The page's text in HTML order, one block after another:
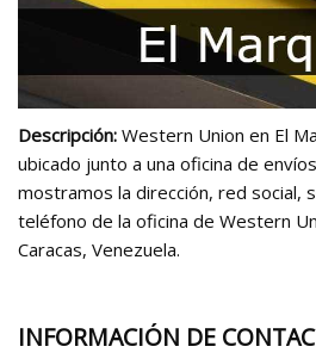
Descripción: Western Union en El
ubicado junto a una oficina de
mostramos la dirección, red social,
teléfono de la oficina de Western
Caracas, Venezuela.
INFORMACIÓN DE